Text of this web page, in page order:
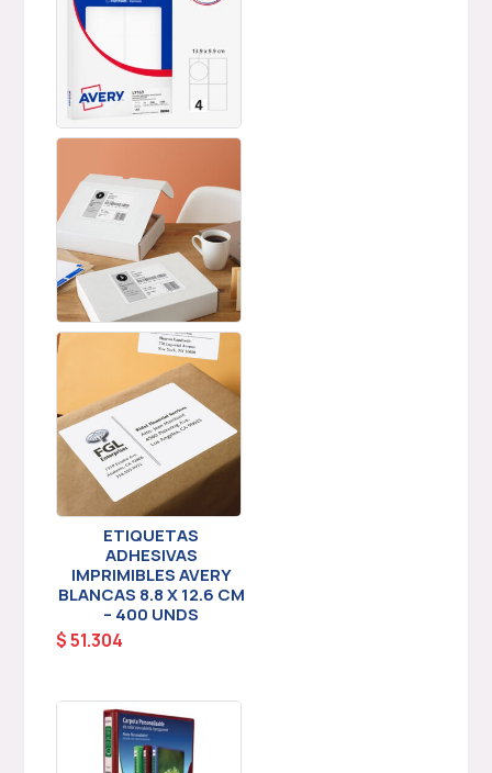
ETIQUETAS
ADHESIVAS
IMPRIMIBLES AVERY
BLANCAS 8.8 X 12.6 CM
– 400 UNDS
$51.304